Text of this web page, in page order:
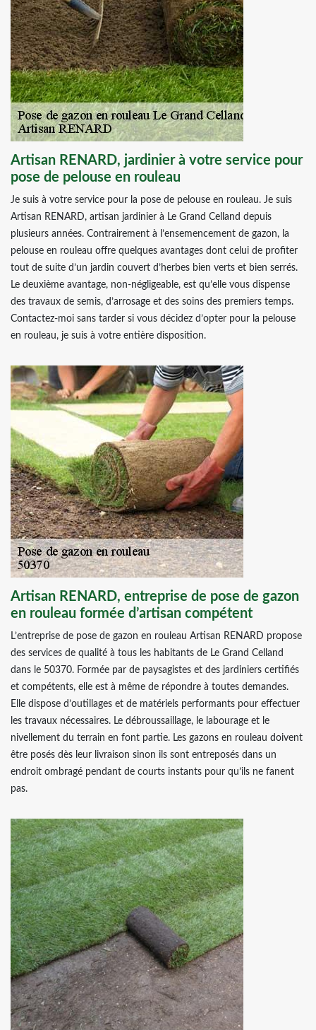
Artisan RENARD, jardinier à votre service pour
pose de pelouse en rouleau
Je suis à votre service pour la pose de pelouse en rouleau. Je suis
Artisan RENARD, artisan jardinier à Le Grand Celland depuis
plusieurs années. Contrairement à l’ensemencement de gazon, la
pelouse en rouleau offre quelques avantages dont celui de profiter
tout de suite d’un jardin couvert d’herbes bien verts et bien serrés.
Le deuxième avantage, non-négligeable, est qu’elle vous dispense
des travaux de semis, d’arrosage et des soins des premiers temps.
Contactez-moi sans tarder si vous décidez d’opter pour la pelouse
en rouleau, je suis à votre entière disposition.
Artisan RENARD, entreprise de pose de gazon
en rouleau formée d’artisan compétent
L’entreprise de pose de gazon en rouleau Artisan RENARD propose
des services de qualité à tous les habitants de Le Grand Celland
dans le 50370. Formée par de paysagistes et des jardiniers certifiés
et compétents, elle est à même de répondre à toutes demandes.
Elle dispose d’outillages et de matériels performants pour effectuer
les travaux nécessaires. Le débroussaillage, le labourage et le
nivellement du terrain en font partie. Les gazons en rouleau doivent
être posés dès leur livraison sinon ils sont entreposés dans un
endroit ombragé pendant de courts instants pour qu’ils ne fanent
pas.